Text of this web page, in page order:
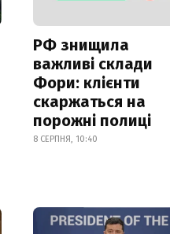
РФ знищила
важливі склади
Фори: клієнти
скаржаться на
порожні полиці
8 СЕРПНЯ, 10:40